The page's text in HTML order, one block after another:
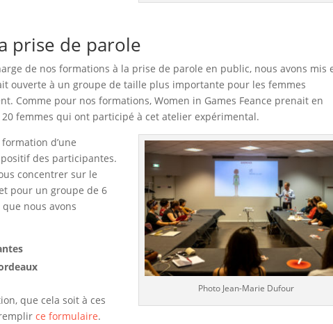
prise de parole
de nos formations à la prise de parole en public, nous avons mis
ouverte à un groupe de taille plus importante pour les femmes
Comme pour nos formations, Women in Games Feance prenait en
femmes qui ont participé à cet atelier expérimental.
Photo Jean-Marie Dufour
d’une
des participantes.
concentrer sur le
pour un groupe de 6
nous avons
que cela soit à ces
ce formulaire.